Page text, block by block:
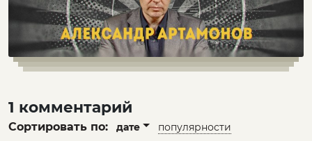
1 комментарий
Сортировать по: дате популярности